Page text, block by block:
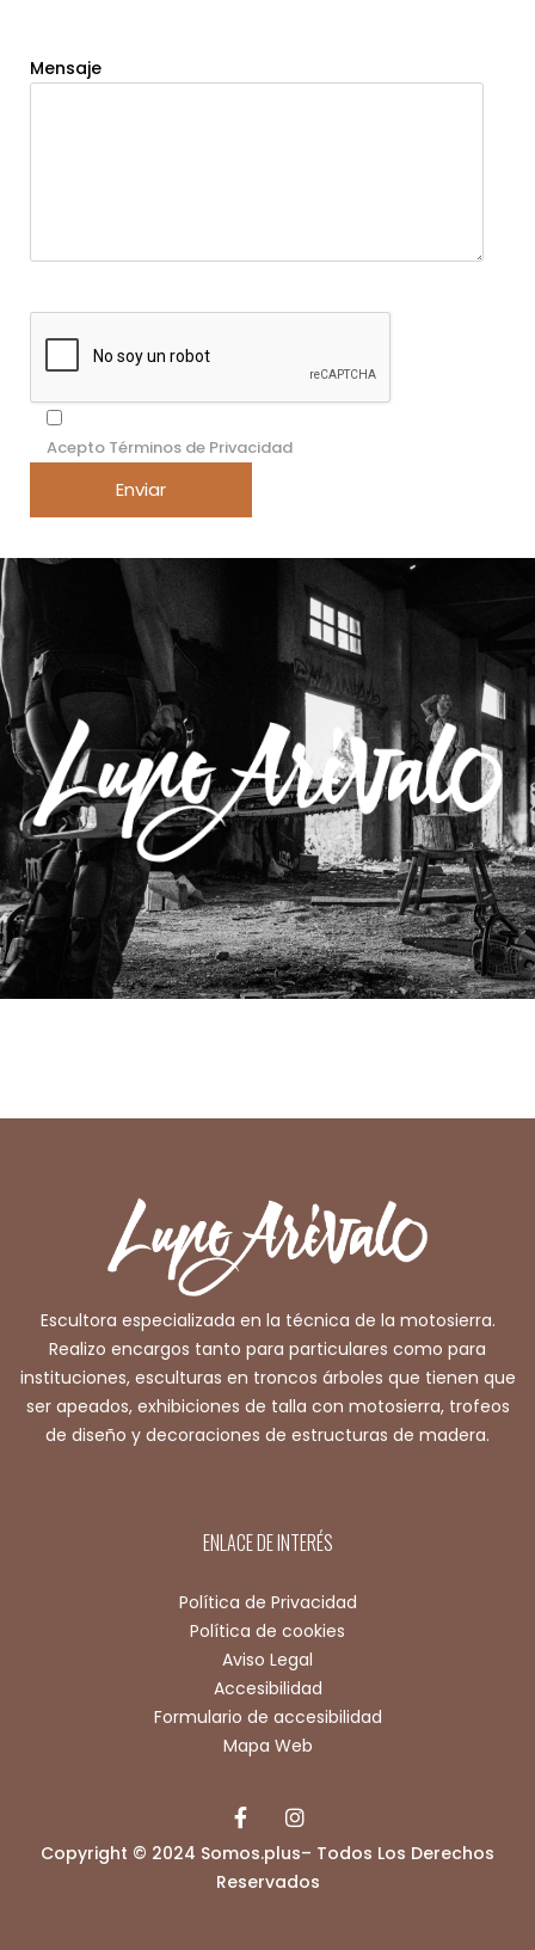
Mensaje
Acepto Términos de Privacidad
Escultora especializada en la técnica de la motosierra.
Realizo encargos tanto para particulares como para
instituciones, esculturas en troncos árboles que tienen que
ser apeados, exhibiciones de talla con motosierra, trofeos
de diseño y decoraciones de estructuras de madera.
ENLACE DE INTERÉS
Política de Privacidad
Política de cookies
Aviso Legal
Accesibilidad
Formulario de accesibilidad
Mapa Web
Copyright © 2024 Somos.plus– Todos Los Derechos
Reservados